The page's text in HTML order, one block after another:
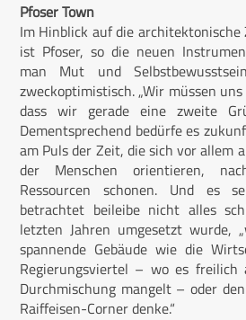
Pfoser Town
Im Hinblick auf die
ist Pfoser, so die neuen
man Mut und
zweckoptimistisch. „Wir müssen
dass wir gerade eine zweite
Dementsprechend bedürfe es
am Puls der Zeit, die sich vor allem
der Menschen orientieren,
Ressourcen schonen. Und es
betrachtet beileibe nicht alles
letzten Jahren umgesetzt wurde,
spannende Gebäude wie die
Regierungsviertel – wo es freilich
Durchmischung mangelt – oder
Raiffeisen-Corner denke.“